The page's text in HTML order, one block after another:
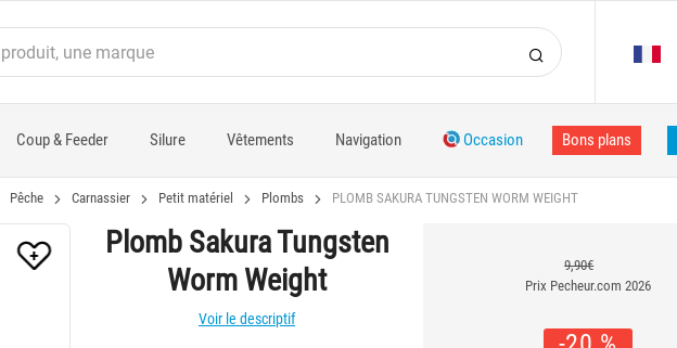
Coup & Feeder Silure Vêtements Navigation Occasion Bons plans
Pêche Carnassier Petit matériel Plombs PLOMB SAKURA TUNGSTEN WORM WEIGHT
Plomb Sakura Tungsten
Worm Weight
Voir le descriptif
9,90€
Prix Pecheur.com 2026